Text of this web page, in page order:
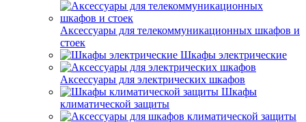
Аксессуары для телекоммуникационных шкафов и
стоек
Шкафы электрические
Аксессуары для электрических шкафов
Шкафы
климатической защиты